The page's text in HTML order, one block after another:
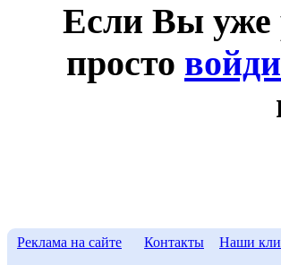
Если Вы уже
просто
Реклама на сайте Контакты Наши